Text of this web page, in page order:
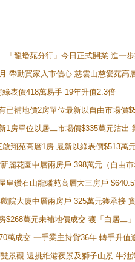
龍蟠苑分行」今日正式開業 進一
帶動買家入市信心 慈雲山慈愛苑高
表價418萬易手 19年升值2.3倍
已補地價2房單位最新以自由市場價
1房單位以居二市場價$335萬元沽出
翔苑高層1房 最新以綠表價$513萬
麗花園中層兩房戶 398萬元（自由
皇鑽石山龍蟠苑高層大三房戶
院大廈中層兩房戶 325萬元獲承接
$268萬元未補地價成交 獲「白居二
萬成交 一手業主持貨36年 轉手升值
景觀 遠挑維港夜景及獅子山景 牛